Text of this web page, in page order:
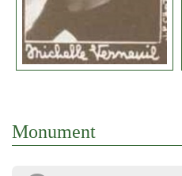
Monument